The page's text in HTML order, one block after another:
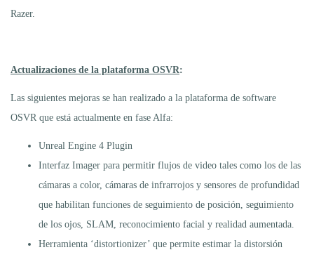
Razer.
Actualizaciones de la plataforma OSVR:
Las siguientes mejoras se han realizado a la plataforma de software
OSVR que está actualmente en fase Alfa:
Unreal Engine 4 Plugin
Interfaz Imager para permitir flujos de video tales como los de las
cámaras a color, cámaras de infrarrojos y sensores de profundidad
que habilitan funciones de seguimiento de posición, seguimiento
de los ojos, SLAM, reconocimiento facial y realidad aumentada.
Herramienta ‘distortionizer’ que permite estimar la distorsión